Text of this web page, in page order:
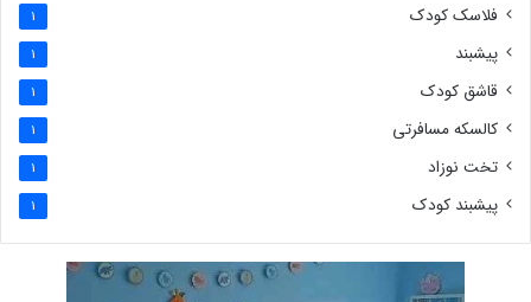
فلاسک کودک 1
پیشبند 1
قاشق کودک 1
کالسکه مسافرتی 1
تخت نوزاد 1
پیشبند کودک 1